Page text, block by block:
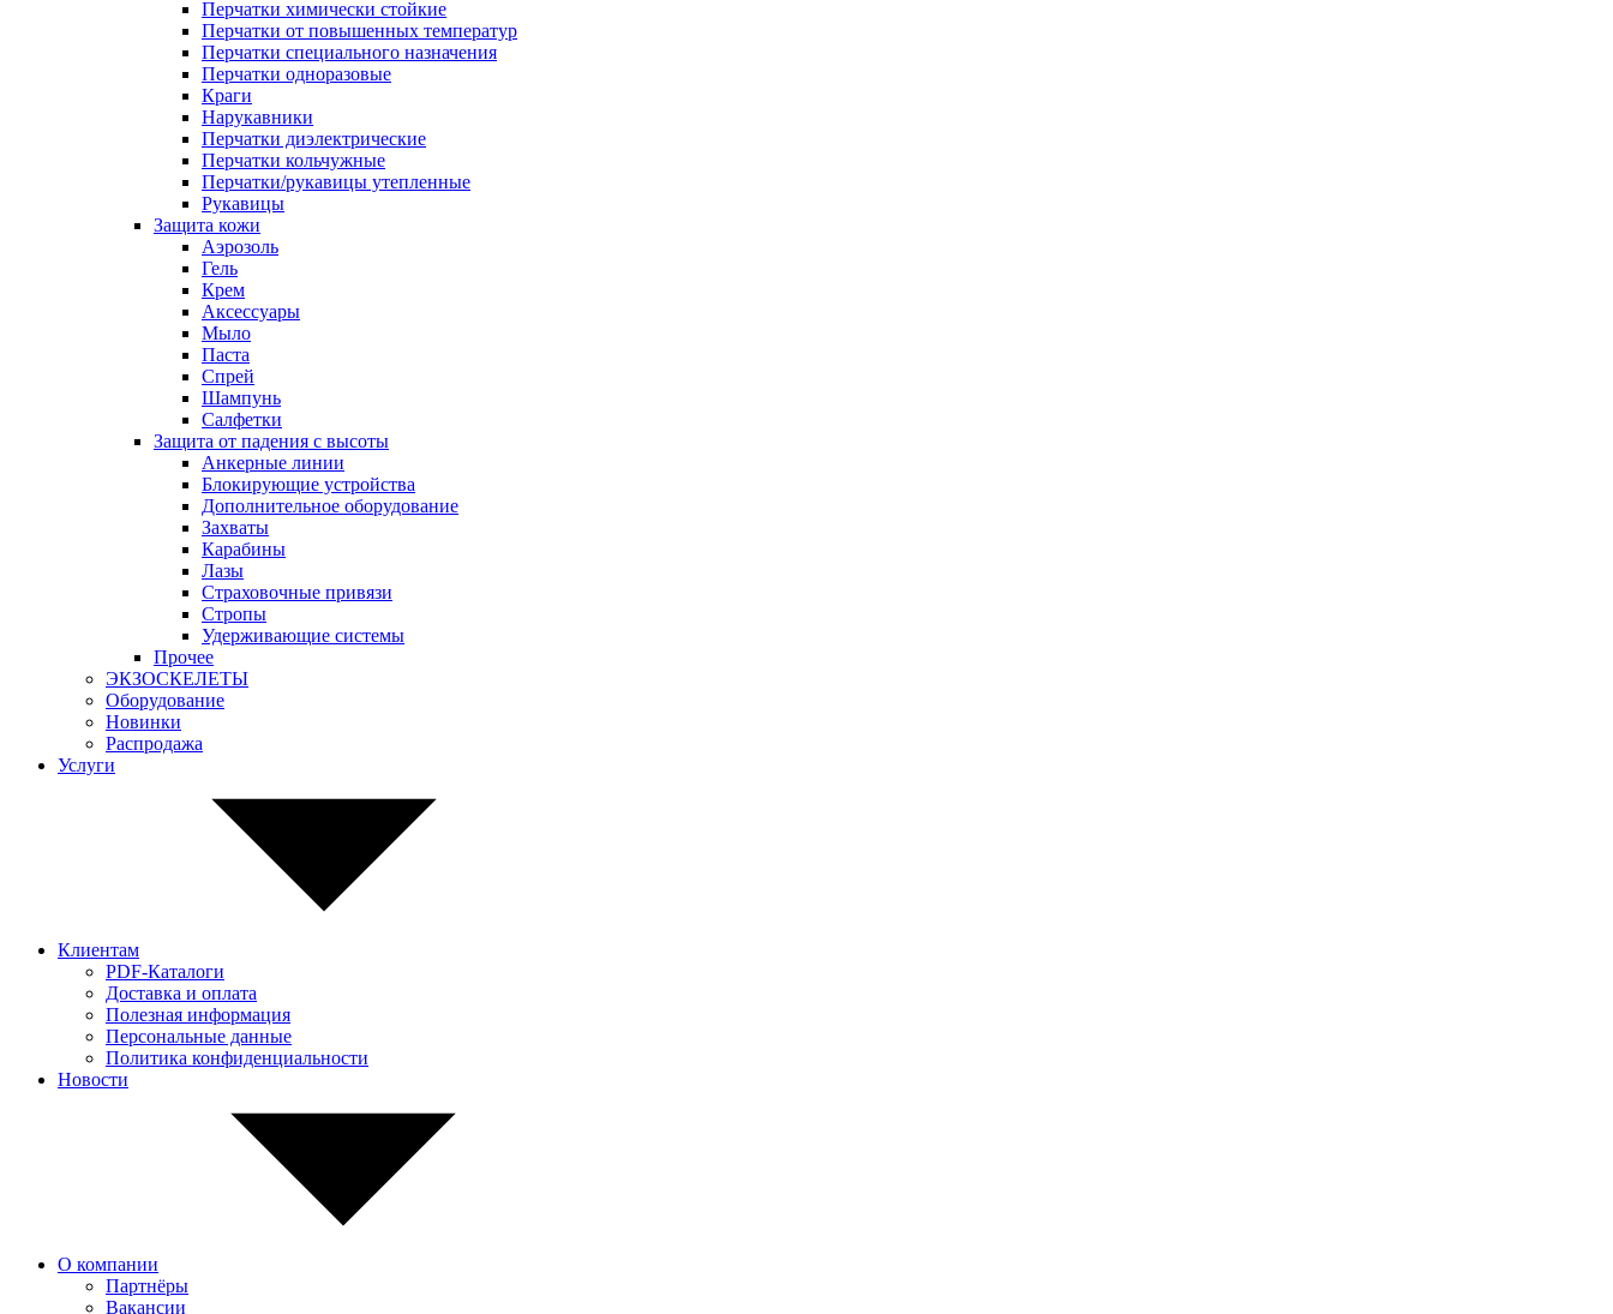
Перчатки химически стойкие
Перчатки от повышенных температур
Перчатки специального назначения
Перчатки одноразовые
Краги
Нарукавники
Перчатки диэлектрические
Перчатки кольчужные
Перчатки/рукавицы утепленные
Рукавицы
Защита кожи
Аэрозоль
Гель
Крем
Аксессуары
Мыло
Паста
Спрей
Шампунь
Салфетки
Защита от падения с высоты
Анкерные линии
Блокирующие устройства
Дополнительное оборудование
Захваты
Карабины
Лазы
Страховочные привязи
Стропы
Удерживающие системы
Прочее
ЭКЗОСКЕЛЕТЫ
Оборудование
Новинки
Распродажа
Услуги
Клиентам
PDF-Каталоги
Доставка и оплата
Полезная информация
Персональные данные
Политика конфиденциальности
Новости
О компании
Партнёры
Вакансии